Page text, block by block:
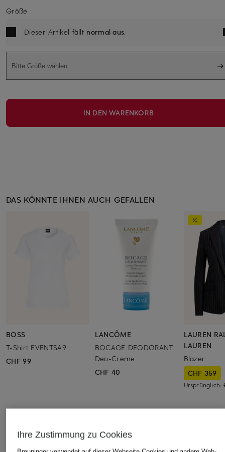
Größe
Dieser Artikel fällt normal aus.
Bitte Größe wählen
IN DEN WARENKORB
DAS KÖNNTE IHNEN AUCH GEFALLEN
BOSS
T-Shirt EVENTSA9
CHF 99
LANCÔME
BOCAGE DEODORANT
Deo-Creme
CHF 40
LAUREN
LAUREN
Blazer
CHF 359
Ursprünglich:
Ihre Zustimmung zu Cookies